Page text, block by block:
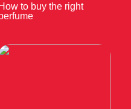
How to buy the right